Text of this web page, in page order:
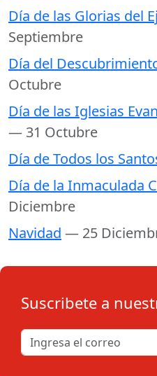
Día de las Glorias del
Septiembre
Día del
Octubre
Día de las Iglesias
— 31 Octubre
Día de Todos los
Día de la Inmaculada
Diciembre
Navidad — 25
Suscribete a